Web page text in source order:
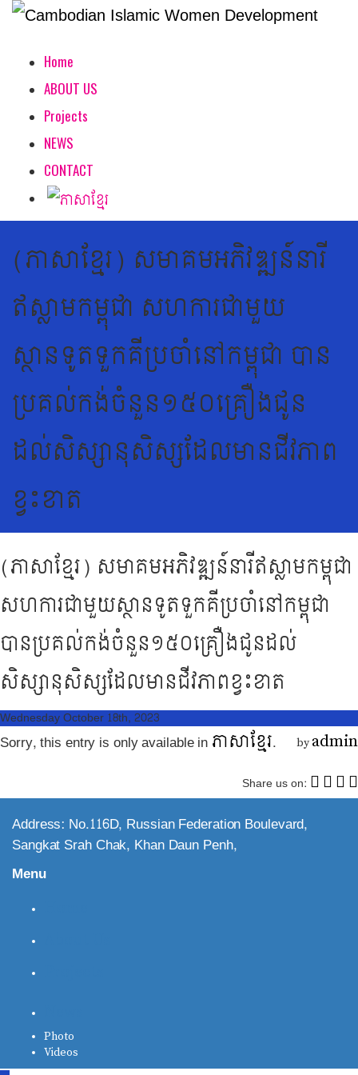
Home
ABOUT US
Projects
NEWS
CONTACT
(ភាសាខ្មែរ) សមាគមអភិវឌ្ឍន៍នារី
ឥស្លាមកម្ពុជា សហការជាមួយ
ស្ថានទូតទួកគីប្រចាំនៅកម្ពុជា បាន
ប្រគល់កង់ចំនួន១៥០គ្រឿងជូន
ដល់សិស្សានុសិស្សដែលមានជីវភាព
ខ្វះខាត
(ភាសាខ្មែរ) សមាគមអភិវឌ្ឍន៍នារីឥស្លាមកម្ពុជា
សហការជាមួយស្ថានទូតទួកគីប្រចាំនៅកម្ពុជា
បានប្រគល់កង់ចំនួន១៥០គ្រឿងជូនដល់
សិស្សានុសិស្សដែលមានជីវភាពខ្វះខាត
Wednesday October 18th, 2023
byadmin
Sorry, this entry is only available inភាសាខ្មែរ.
Share us on:
Address: No.116D, Russian Federation Boulevard,
Sangkat Srah Chak, Khan Daun Penh,
Menu
Photo
Videos